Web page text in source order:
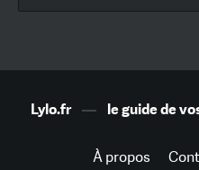
Lylo.fr— le guide de
À propos